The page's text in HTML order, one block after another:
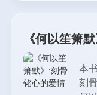
《何以笙箫
本
刻